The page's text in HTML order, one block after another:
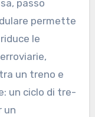
passo
permette
le
un treno e
un ciclo di tre-
un